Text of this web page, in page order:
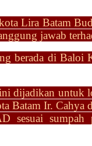
Lira Batam
jawab
berada di Baloi
dijadikan untuk
Batam Ir. Cahya
sesuai sumpah